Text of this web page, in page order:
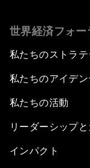
世界経済フォ
私たちのストラ
私たちのアイデン
私たちの活動
リーダーシップ
インパクト